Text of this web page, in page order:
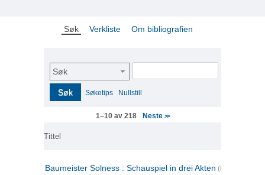
Søk Verkliste Om bibliografien
Søk
Søk Søketips Nullstill
1–10 av 218 Neste >>
Tittel
Baumeister Solness : Schauspiel in drei Akten (tysk)